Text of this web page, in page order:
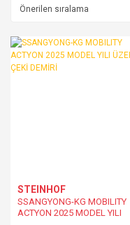
STEINHOF
SSANGYONG-KG MOBILITY
ACTYON 2025 MODEL YILI